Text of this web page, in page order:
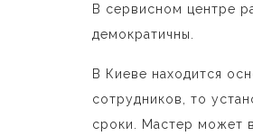
В сервисном центре
демократичны.
В Киеве находится
сотрудников, то
сроки. Мастер может